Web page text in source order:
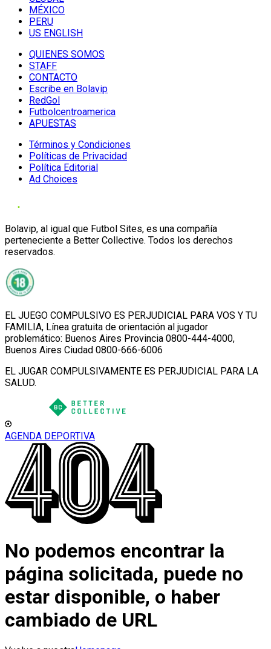
MÉXICO
PERU
US ENGLISH
QUIENES SOMOS
STAFF
CONTACTO
Escribe en Bolavip
RedGol
Futbolcentroamerica
APUESTAS
Términos y Condiciones
Políticas de Privacidad
Política Editorial
Ad Choices
Bolavip, al igual que Futbol Sites, es una compañía
perteneciente a Better Collective. Todos los derechos
reservados.
EL JUEGO COMPULSIVO ES PERJUDICIAL PARA VOS Y TU
FAMILIA, Línea gratuita de orientación al jugador
problemático: Buenos Aires Provincia 0800-444-4000,
Buenos Aires Ciudad 0800-666-6006
EL JUGAR COMPULSIVAMENTE ES PERJUDICIAL PARA LA
SALUD.
AGENDA DEPORTIVA
No podemos encontrar la
página solicitada, puede no
estar disponible, o haber
cambiado de URL